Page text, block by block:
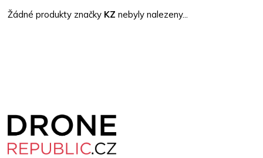
Žádné produkty značky KZ nebyly nalezeny...